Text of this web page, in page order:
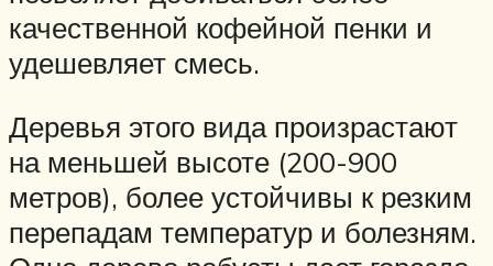
качественной кофейной пенки и
удешевляет смесь.
Деревья этого вида произрастают
на меньшей высоте (200-900
метров), более устойчивы к резким
перепадам температур и болезням.